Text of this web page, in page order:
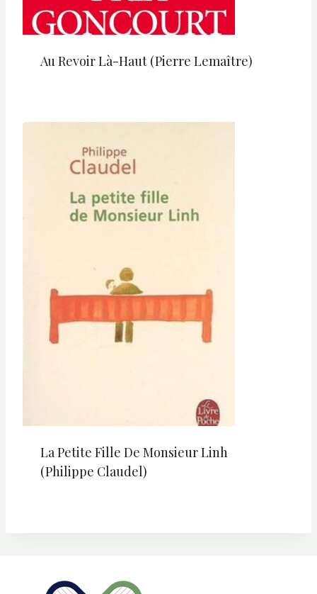
Au Revoir Là-Haut (Pierre Lemaître)
La Petite Fille De Monsieur Linh
(Philippe Claudel)